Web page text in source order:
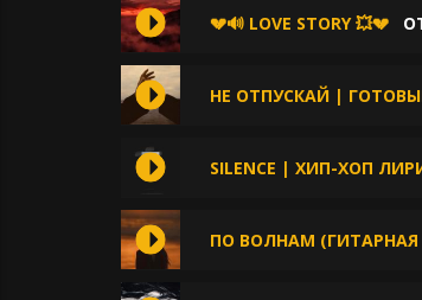
💔🔊 LOVE STORY 💥💔
НЕ ОТПУСКАЙ |
SILENCE | ХИП-ХОП
ПО ВОЛНАМ (ГИТАРНАЯ